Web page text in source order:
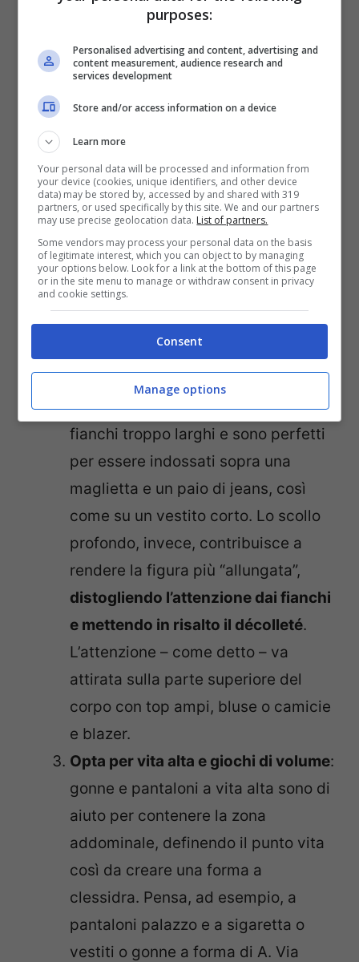
Fianchi larghi e pancia, come vestirsi? Come valorizzare il
Dì di no all’oversize
giganti sono comode e veramente
belle ma, se hai i fianchi grandi, devi
lasciar perdere tutti i vestiti che non
sono della tua taglia. Non devi
assolutamente nascondere tutto il
tuo corpo sotto capi che non fanno
intravedere nulla.
sono perfetti per nascondere i
fianchi troppo larghi e sono perfetti
per essere indossati sopra una
maglietta e un paio di jeans, così
come su un vestito corto. Lo scollo
profondo, invece, contribuisce a
rendere la figura più “allungata”,
distogliendo l’attenzione dai fianchi
e mettendo in risalto il décolleté.
L’attenzione – come detto – va
attirata sulla parte superiore del
corpo con top ampi, bluse o camicie
e blazer.
Opta per vita alta e giochi di volume:
gonne e pantaloni a vita alta sono di
aiuto per contenere la zona
addominale, definendo il punto vita
così da creare una forma a
clessidra. Pensa, ad esempio, a
pantaloni palazzo e a sigaretta o
vestiti o gonne a forma di A. Via
purposes:
Personalised advertising and content, advertising and
content measurement, audience research and
services development
Store and/or access information on a device
Learn more
Your personal data will be processed and information from
your device (cookies, unique identifiers, and other device
data) may be stored by, accessed by and shared with 319
partners, or used specifically by this site. We and our partners
may use precise geolocation data. List of partners.
Some vendors may process your personal data on the basis
of legitimate interest, which you can object to by managing
your options below. Look for a link at the bottom of this page
or in the site menu to manage or withdraw consent in privacy
and cookie settings.
Consent
Manage options